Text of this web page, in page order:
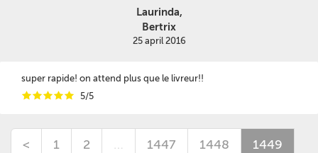
Laurinda,
Bertrix
25 april 2016
super rapide! on attend plus que le livreur!!
iiiii 5/5
< 1 2 … 1447 1448 1449